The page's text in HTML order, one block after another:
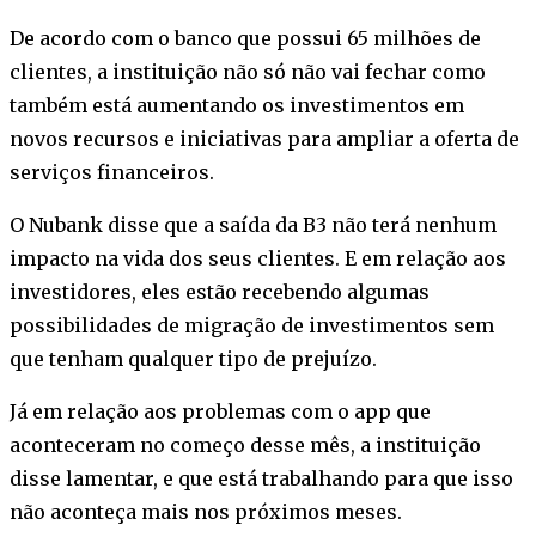
De acordo com o banco que possui 65 milhões de
clientes, a instituição não só não vai fechar como
também está aumentando os investimentos em
novos recursos e iniciativas para ampliar a oferta de
serviços financeiros.
O Nubank disse que a saída da B3 não terá nenhum
impacto na vida dos seus clientes. E em relação aos
investidores, eles estão recebendo algumas
possibilidades de migração de investimentos sem
que tenham qualquer tipo de prejuízo.
Já em relação aos problemas com o app que
aconteceram no começo desse mês, a instituição
disse lamentar, e que está trabalhando para que isso
não aconteça mais nos próximos meses.